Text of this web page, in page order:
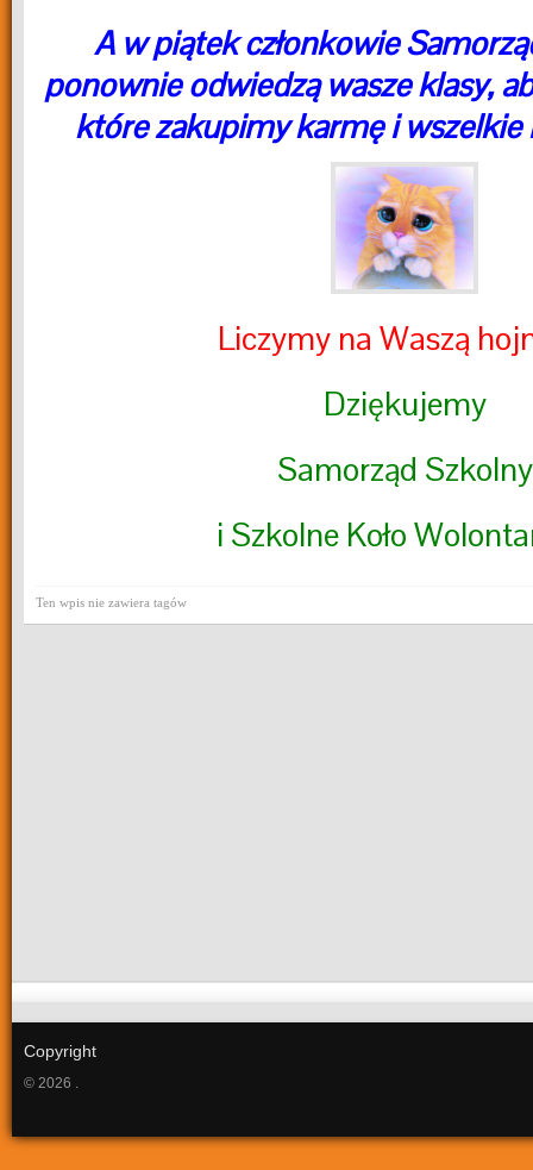
A w piątek członkowie
ponownie odwiedzą wasze klasy,
które zakupimy karmę i
Liczymy na Waszą
Dziękujemy
Samorząd Szkolny
i Szkolne Koło
Ten wpis nie zawiera tagów
Copyright
© 2026 .